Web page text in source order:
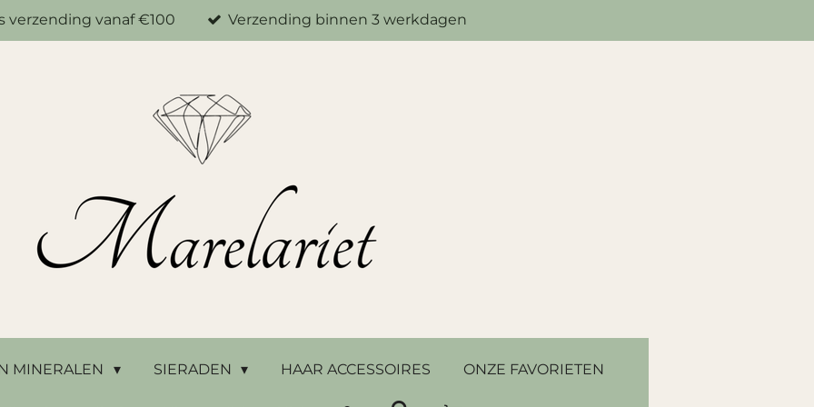
verzending vanaf €100 Verzending binnen 3 werkdagen
MINERALEN SIERADEN HAAR ACCESSOIRES ONZE FAVORIETEN